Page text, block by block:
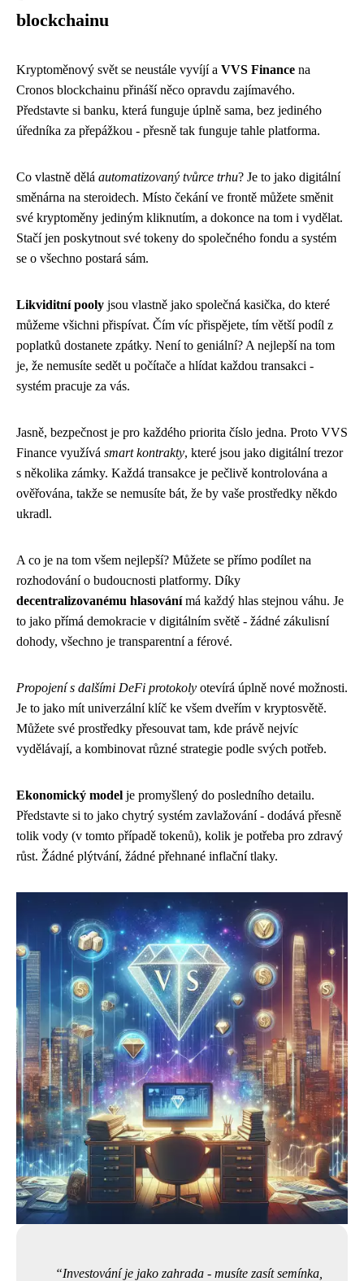
blockchainu
Kryptoměnový svět se neustále vyvíjí a VVS Finance na
Cronos blockchainu přináší něco opravdu zajímavého.
Představte si banku, která funguje úplně sama, bez jediného
úředníka za přepážkou - přesně tak funguje tahle platforma.
Co vlastně dělá automatizovaný tvůrce trhu? Je to jako digitální
směnárna na steroidech. Místo čekání ve frontě můžete směnit
své kryptoměny jediným kliknutím, a dokonce na tom i vydělat.
Stačí jen poskytnout své tokeny do společného fondu a systém
se o všechno postará sám.
Likviditní pooly jsou vlastně jako společná kasička, do které
můžeme všichni přispívat. Čím víc přispějete, tím větší podíl z
poplatků dostanete zpátky. Není to geniální? A nejlepší na tom
je, že nemusíte sedět u počítače a hlídat každou transakci -
systém pracuje za vás.
Jasně, bezpečnost je pro každého priorita číslo jedna. Proto VVS
Finance využívá smart kontrakty, které jsou jako digitální trezor
s několika zámky. Každá transakce je pečlivě kontrolována a
ověřována, takže se nemusíte bát, že by vaše prostředky někdo
ukradl.
A co je na tom všem nejlepší? Můžete se přímo podílet na
rozhodování o budoucnosti platformy. Díky
decentralizovanému hlasovánímá každý hlas stejnou váhu. Je
to jako přímá demokracie v digitálním světě - žádné zákulisní
dohody, všechno je transparentní a férové.
Propojení s dalšími DeFi protokoly otevírá úplně nové možnosti.
Je to jako mít univerzální klíč ke všem dveřím v kryptosvětě.
Můžete své prostředky přesouvat tam, kde právě nejvíc
vydělávají, a kombinovat různé strategie podle svých potřeb.
Ekonomický model je promyšlený do posledního detailu.
Představte si to jako chytrý systém zavlažování - dodává přesně
tolik vody (v tomto případě tokenů), kolik je potřeba pro zdravý
růst. Žádné plýtvání, žádné přehnané inflační tlaky.
Investování je jako zahrada - musíte zasít semínka,